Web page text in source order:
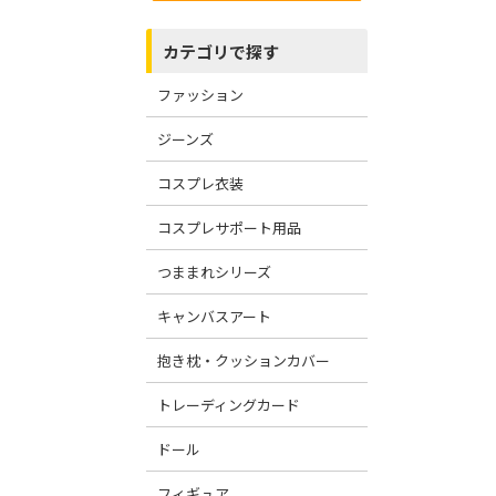
カテゴリで探す
ファッション
ジーンズ
コスプレ衣装
コスプレサポート用品
つままれシリーズ
キャンバスアート
抱き枕・クッションカバー
トレーディングカード
ドール